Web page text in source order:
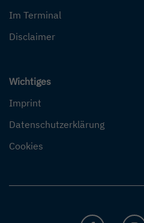
Im Terminal
Disclaimer
Wichtiges
Imprint
Datenschutzerklärung
Cookies